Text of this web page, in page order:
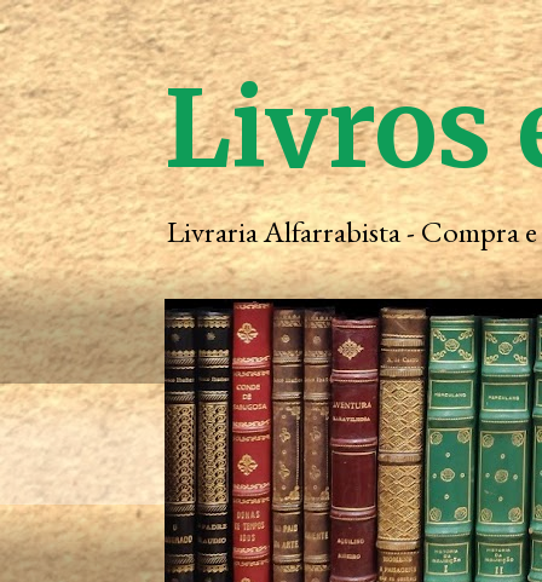
Livros
Livraria Alfarrabista - Compra